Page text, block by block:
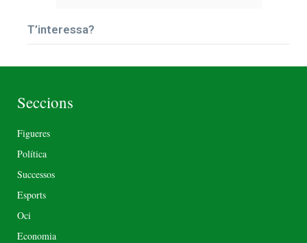
T’interessa?
Seccions
Figueres
Política
Successos
Esports
Oci
Economia